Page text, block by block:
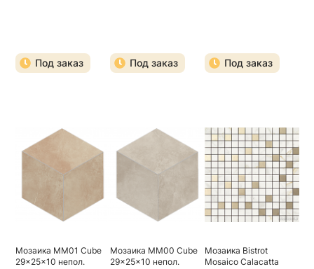
Под заказ Под заказ Под заказ
Мозаика MM01 Cube
29x25x10 непол.
Мозаика MM00 Cube
29x25x10 непол.
Мозаика Bistrot
Mosaico Calacatta